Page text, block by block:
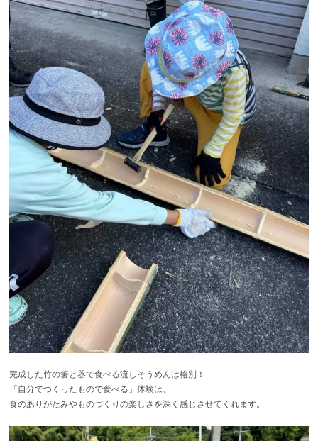
完成した竹の箸と器で食べる流しそうめんは格別！
「自分でつくったもので食べる」体験は、
食のありがたみやものづくりの楽しさを深く感じさせてくれます。